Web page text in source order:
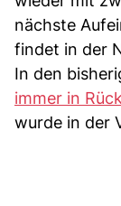
nächste
findet in der
In den
immer in
wurde in der